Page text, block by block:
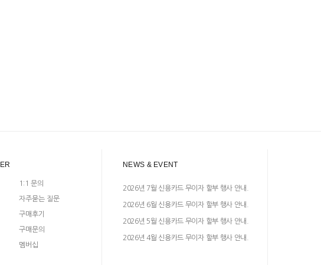
1:1 문의
자주묻는 질문
구매후기
구매문의
멤버십
NEWS & EVENT
2026년 7월 신용카드 무이자 할부 행사 안내.
2026년 6월 신용카드 무이자 할부 행사 안내.
2026년 5월 신용카드 무이자 할부 행사 안내.
2026년 4월 신용카드 무이자 할부 행사 안내.